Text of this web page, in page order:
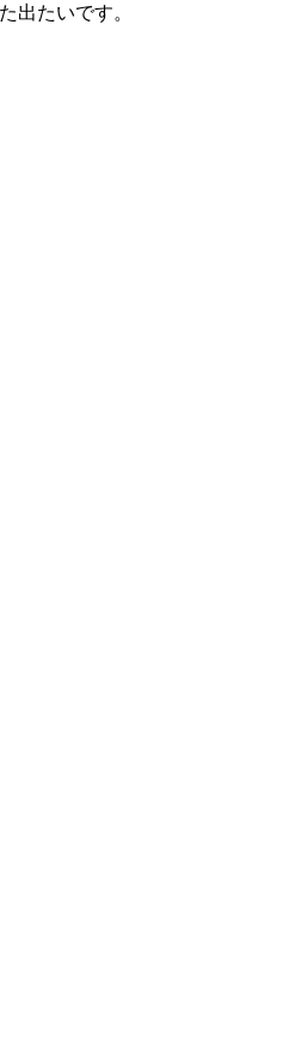
出たいです。